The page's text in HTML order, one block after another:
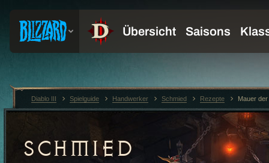
SCHMIED
Diablo III Spielguide Handwerker Schmied Rezepte Mauer